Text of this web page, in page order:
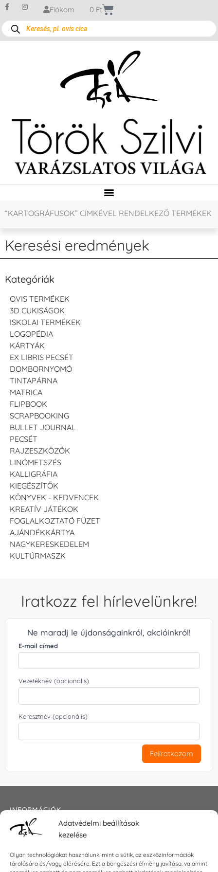
Adatvédelmi beállítások
kezelése
Olyan technológiákat használunk, mint a sütik, az eszközinformációk
tárolására és/vagy elérésére. Ezt a böngészési élmény javítása, valamint
Fiókom 0 Ft
“KARTOGRÁFUSOK” CÍMKÉVEL RENDELKEZŐ TERMÉKEK
Keresési eredmények
Kategóriák
OVIS TERMÉKEK
3D CUKISÁGOK
ISKOLAI TERMÉKEK
LOGOPÉDIA
KÁRTYÁK
EX LIBRIS PECSÉT
DOMBORNYOMÓ
TINTAPÁRNA
MATRICA
FLIPBOOK
SCRAPBOOKING
BULLET JOURNAL
PECSÉT
RAJZESZKÖZÖK
LINÓMETSZÉS
KALLIGRÁFIA
KIEGÉSZÍTŐK
KÖNYVEK - KEDVENCEK
KREATÍV JÁTÉKOK
FOGLALKOZTATÓ FÜZET
AJÁNDÉKKÁRTYA
NAGYKERESKEDELEM
KULTÚRMASZK
Iratkozz fel hírlevelünkre!
Ne maradj le újdonságainkról, akcióinkról!
E-mail címed
Vezetéknév (opcionális)
Keresztnév (opcionális)
Feliratkozom
INFORMÁCIÓK
Általános szerződési feltételek
Impresszum